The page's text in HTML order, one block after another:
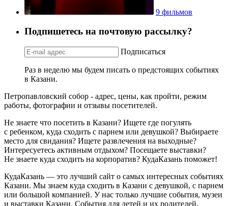
9 фильмов
Подпишетесь на почтовую рассылку?
Подписаться
Раз в неделю мы будем писать о предстоящих событиях
в Казани.
Петропавловский собор - адрес, цены, как пройти, режим
работы, фотографии и отзывы посетителей.
Не знаете что посетить в Казани? Ищете где погулять
с ребенком, куда сходить с парнем или девушкой? Выбираете
место для свидания? Ищете развлечения на выходные?
Интересуетесь активным отдыхом? Посещаете выставки?
Не знаете куда сходить на корпоратив? КудаКазань поможет!
КудаКазань — это лучший сайт о самых интересных событиях
Казани. Мы знаем куда сходить в Казани с девушкой, с парнем
или большой компанией. У нас только лучшие события, музеи
и выставки Казани. События для детей и их родителей,